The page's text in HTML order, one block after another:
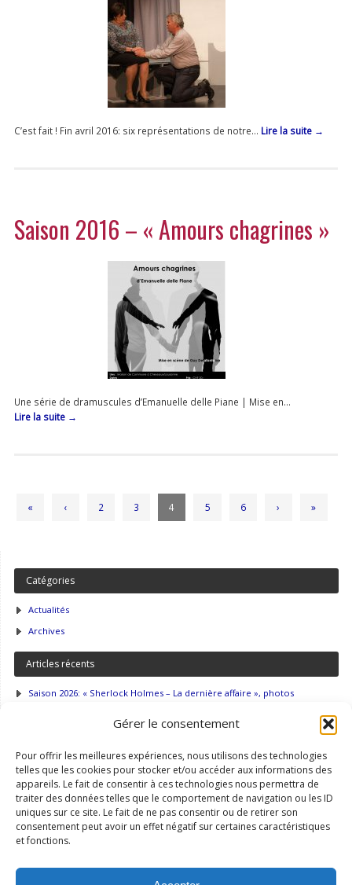
Gérer le consentement
Pour offrir les meilleures expériences, nous utilisons des technologies
telles que les cookies pour stocker et/ou accéder aux informations des
appareils. Le fait de consentir à ces technologies nous permettra de
traiter des données telles que le comportement de navigation ou les ID
uniques sur ce site. Le fait de ne pas consentir ou de retirer son
consentement peut avoir un effet négatif sur certaines caractéristiques
et fonctions.
C’est fait ! Fin avril 2016: six représentations de notre… Lire la suite →
Saison 2016 – « Amours chagrines »
Une série de dramuscules d’Emanuelle delle Piane | Mise en…
Lire la suite →
« ‹ 2 3 4 5 6 › »
Catégories
Actualités
Archives
Articles récents
Saison 2026: « Sherlock Holmes – La dernière affaire », photos
Accès
Intranet
Newsletter
Plan du site